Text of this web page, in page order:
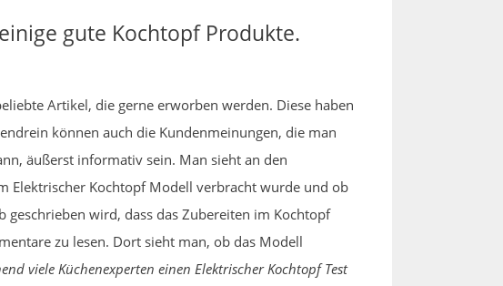
gute Kochtopf Produkte.
Artikel, die gerne erworben werden. Diese haben
können auch die Kundenmeinungen, die man
äußerst informativ sein. Man sieht an den
Elektrischer Kochtopf Modell verbracht wurde und ob
wird, dass das Zubereiten im Kochtopf
zu lesen. Dort sieht man, ob das Modell
viele Küchenexperten einen Elektrischer Kochtopf Test